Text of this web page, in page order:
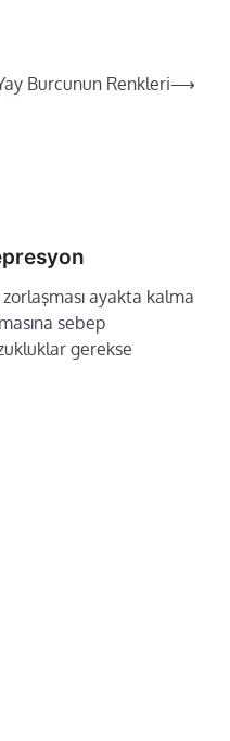
Burcunun Renkleri⟶
ayakta kalma
sebep
gerekse